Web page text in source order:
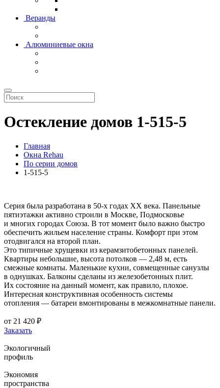
Веранды
Алюминиевые окна
Остекление домов 1-515-5
Главная
Окна Rehau
По серии домов
1-515-5
Серия была разработана в 50-х годах ХХ века. Панельные
пятиэтажки активно строили в Москве, Подмосковье
и многих городах Союза. В тот момент было важно быстро
обеспечить жильем население страны. Комфорт при этом
отодвигался на второй план.
Это типичные хрущевки из керамзитобетонных панелей.
Квартиры небольшие, высота потолков — 2,48 м, есть
смежные комнаты. Маленькие кухни, совмещенные санузлы
в однушках. Балконы сделаны из железобетонных плит.
Их состояние на данный момент, как правило, плохое.
Интересная конструктивная особенность системы
отопления — батареи вмонтированы в межкомнатные панели.
от 21 420 ₽
Заказать
Экологичный
профиль
Экономия
пространства